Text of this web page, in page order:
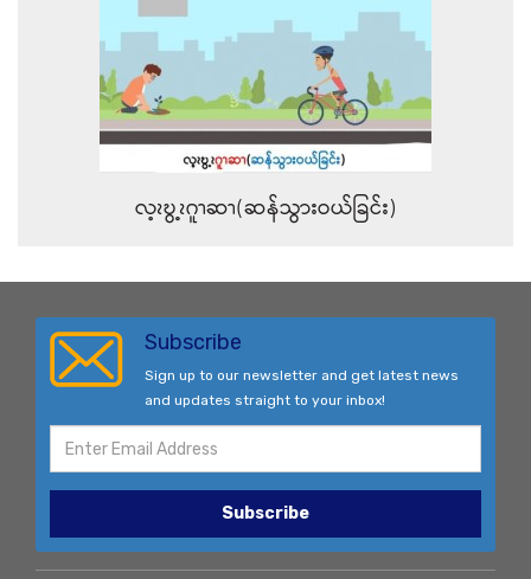
လ့ၩဎွ့ၩဂူၫဆၫ(ဆန်သွားဝယ်ခြင်း)
Subscribe
Sign up to our newsletter and get latest news
and updates straight to your inbox!
Subscribe